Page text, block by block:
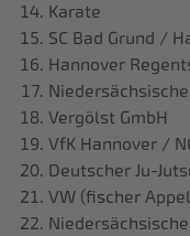
Karate
SC Bad Grund /
Hannover
Vergölst GmbH
VfK Hannover /
Deutscher Ju-
VW (fischer